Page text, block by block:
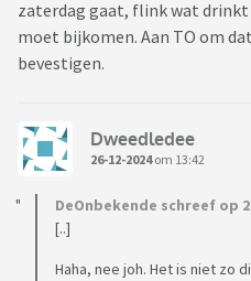
zaterdag gaat, flink wat drinkt
moet bijkomen. Aan TO om
bevestigen.
Dweedledee
26-12-2024om 13:42
DeOnbekende schreef op
[..]
Haha, nee joh. Het is niet zo